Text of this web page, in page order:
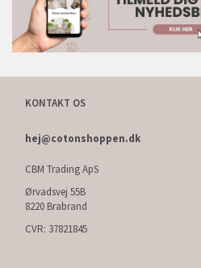
KONTAKT OS
hej@cotonshoppen.dk
CBM Trading ApS
Ørvadsvej 55B
8220 Brabrand
CVR: 37821845